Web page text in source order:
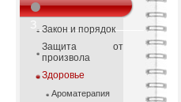
⚫
З_________________
Закон и порядок
Защита от
произвола
Здоровье
Ароматерапия